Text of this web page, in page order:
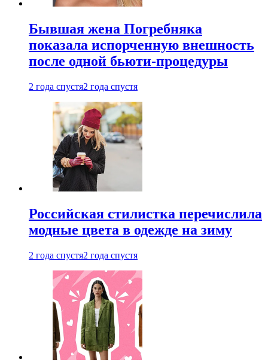
Бывшая жена Погребняка
показала испорченную внешность
после одной бьюти-процедуры
2 года спустя2 года спустя
Российская стилистка перечислила
модные цвета в одежде на зиму
2 года спустя2 года спустя